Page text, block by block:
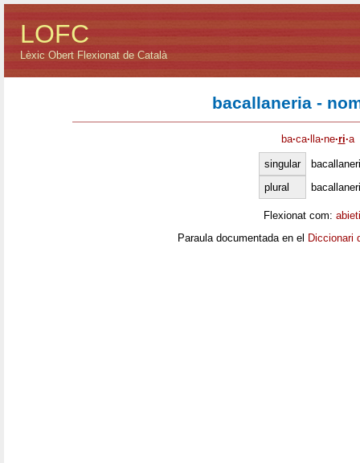
LOFC
Lèxic Obert Flexionat de Català
bacallaneria -
ba·ca· lla·ne·ri·a
singular
plural
Flexionat com:
Paraula documentada en el Diccionari